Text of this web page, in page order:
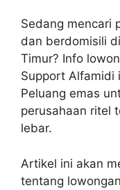
Sedang mencari
dan berdomisili
Timur? Info
Support Alfamidi
Peluang emas
perusahaan ritel
lebar.
Artikel ini akan
tentang